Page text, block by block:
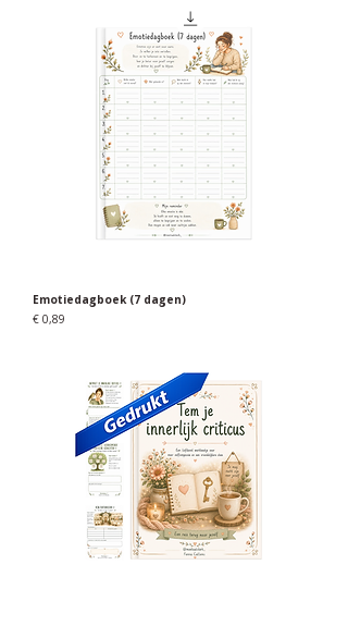
Emotiedagboek (7 dagen)
Prijs
€ 0,89